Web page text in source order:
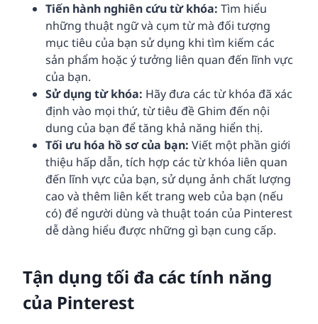
Tiến hành nghiên cứu từ khóa: Tìm hiểu
những thuật ngữ và cụm từ mà đối tượng
mục tiêu của bạn sử dụng khi tìm kiếm các
sản phẩm hoặc ý tưởng liên quan đến lĩnh vực
của bạn.
Sử dụng từ khóa: Hãy đưa các từ khóa đã xác
định vào mọi thứ, từ tiêu đề Ghim đến nội
dung của bạn để tăng khả năng hiển thị.
Tối ưu hóa hồ sơ của bạn: Viết một phần giới
thiệu hấp dẫn, tích hợp các từ khóa liên quan
đến lĩnh vực của bạn, sử dụng ảnh chất lượng
cao và thêm liên kết trang web của bạn (nếu
có) để người dùng và thuật toán của Pinterest
dễ dàng hiểu được những gì bạn cung cấp.
Tận dụng tối đa các tính năng
của Pinterest